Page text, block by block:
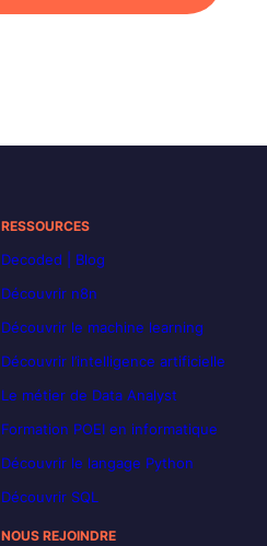
RESSOURCES
Decoded | Blog
Découvrir n8n
Découvrir le machine learning
Découvrir l’intelligence artificielle
Le métier de Data Analyst
Formation POEI en informatique
Découvrir le langage Python
Découvrir SQL
NOUS REJOINDRE